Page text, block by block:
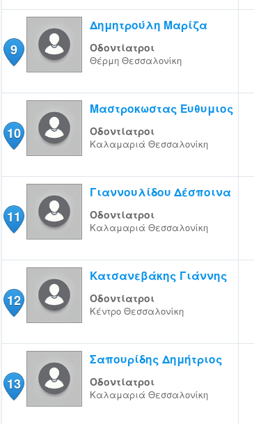
9
Δημητρούλη Μαρίζα
Οδοντίατροι
Θέρμη Θεσσαλονίκη
10
Μαστροκωστας Ευθυμιος
Οδοντίατροι
Καλαμαριά Θεσσαλονίκη
11
Γιαννουλίδου Δέσποινα
Οδοντίατροι
Καλαμαριά Θεσσαλονίκη
12
Κατσανεβάκης Γιάννης
Οδοντίατροι
Κέντρο Θεσσαλονίκη
13
Σαπουρίδης Δημήτριος
Οδοντίατροι
Καλαμαριά Θεσσαλονίκη